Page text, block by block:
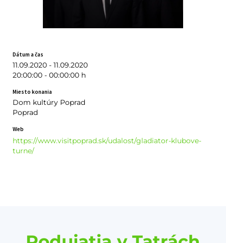
Dátum a čas
11.09.2020 - 11.09.2020
20:00:00 - 00:00:00 h
Miesto konania
Dom kultúry Poprad
Poprad
Web
https://www.visitpoprad.sk/udalost/gladiator-klubove-
turne/